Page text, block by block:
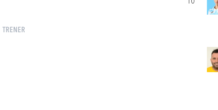
TRENER
10